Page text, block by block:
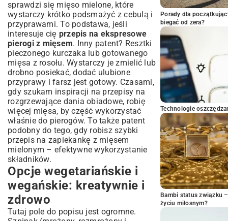
sprawdzi się mięso mielone, które
wystarczy krótko podsmażyć z cebulą i
przyprawami. To podstawa, jeśli
interesuje cię przepis na ekspresowe
pierogi z mięsem. Inny patent? Resztki
pieczonego kurczaka lub gotowanego
mięsa z rosołu. Wystarczy je zmielić lub
drobno posiekać, dodać ulubione
przyprawy i farsz jest gotowy. Czasami,
gdy szukam inspiracji na przepisy na
rozgrzewające dania obiadowe, robię
więcej mięsa, by część wykorzystać
właśnie do pierogów. To także patent
podobny do tego, gdy robisz szybki
przepis na zapiekankę z mięsem
mielonym – efektywne wykorzystanie
składników.
Opcje wegetariańskie i
wegańskie: kreatywnie i
zdrowo
Tutaj pole do popisu jest ogromne.
Porady dla
biegać od zera?
Technologie
Bambi status związku
życiu miłosnym?